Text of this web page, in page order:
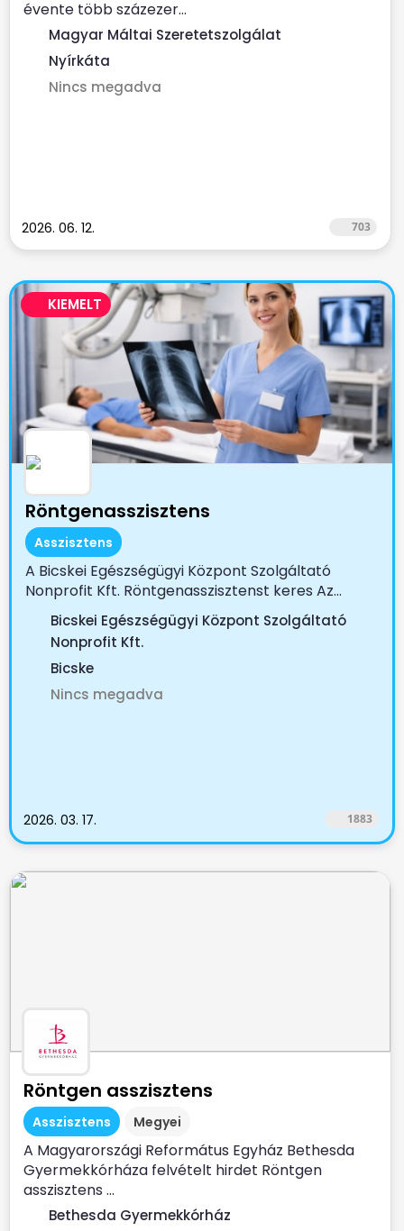
évente több százezer...
Magyar Máltai Szeretetszolgálat
Nyírkáta
Nincs megadva
2026. 06. 12. 703
KIEMELT
Röntgenasszisztens
Asszisztens
A Bicskei Egészségügyi Központ Szolgáltató
Nonprofit Kft. Röntgenasszisztenst keres Az...
Bicskei Egészségügyi Központ Szolgáltató
Nonprofit Kft.
Bicske
Nincs megadva
2026. 03. 17. 1883
Röntgen asszisztens
Asszisztens Megyei
A Magyarországi Református Egyház Bethesda
Gyermekkórháza felvételt hirdet Röntgen
asszisztens ...
Bethesda Gyermekkórház